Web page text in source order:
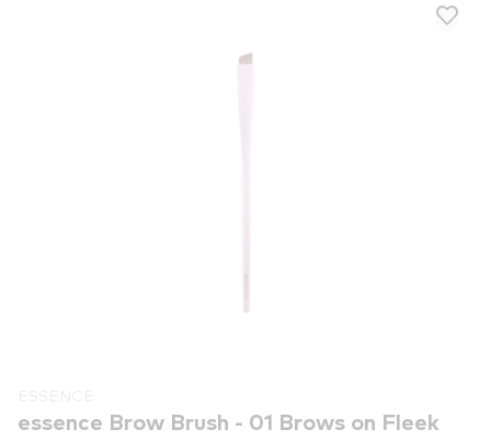
essence Brow Brush - 01 Brows on Fleek